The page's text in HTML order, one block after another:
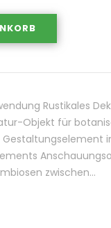
Rustikales
Objekt für
zwischen…